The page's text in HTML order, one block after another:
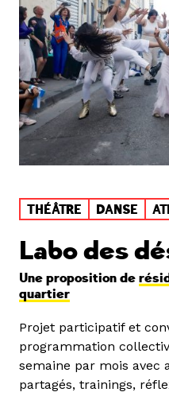
THÉÂTRE DANSE
Labo des
Une proposition de
quartier
Projet participatif et
programmation
semaine par mois avec
partagés, trainings,